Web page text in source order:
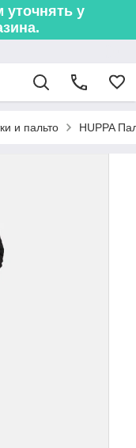
у
и пальто HUPPA